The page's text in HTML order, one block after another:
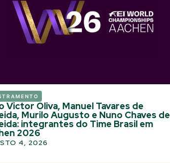
Victor Oliva, Manuel Tavares de
Murilo Augusto e Nuno Chaves de
integrantes do Time Brasil em
2026
4, 2026